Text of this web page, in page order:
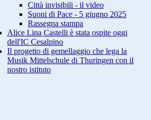
Città invisibili - il video
Suoni di Pace - 5 giugno 2025
Rassegna stampa
Alice Lina Castelli è stata ospite oggi
dell'IC Cesalpino
Il progetto di gemellaggio che lega la
Musik Mittelschule di Thuringen con il
nostro istituto